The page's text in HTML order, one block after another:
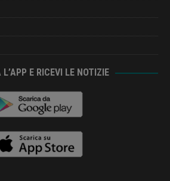
E RICEVI LE NOTIZIE